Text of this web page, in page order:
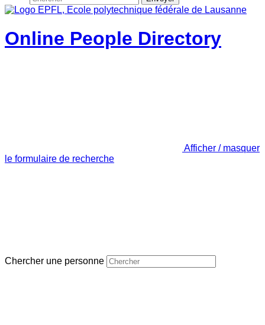
Online People Directory
Afficher / masquer
le formulaire de recherche
Chercher une personne